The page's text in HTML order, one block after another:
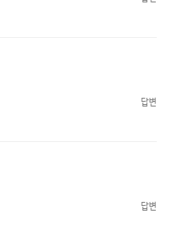
답변
답변